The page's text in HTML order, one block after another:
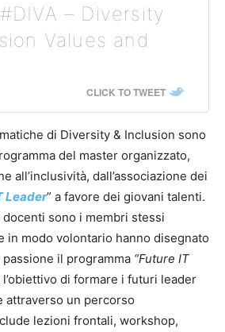
– Diversity
Values and
CLICK TO TWEET
di Diversity & Inclusion sono
del master organizzato,
all’inclusività, dall’associazione dei
Leader” a favore dei giovani talenti.
sono i membri stessi
in modo volontario hanno disegnato
il programma “Future IT
di formare i futuri leader
attraverso un percorso
lezioni frontali, workshop,